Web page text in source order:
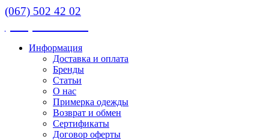
(067) 502 42 02
Информация
Доставка и оплата
Бренды
Статьи
О нас
Примерка одежды
Возврат и обмен
Сертификаты
Договор оферты